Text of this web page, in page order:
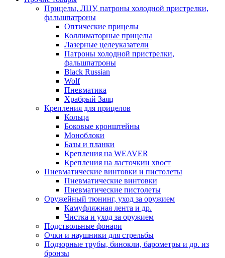
Прицелы, ЛЦУ, патроны холодной пристрелки,
фальшпатроны
Оптические прицелы
Коллиматорные прицелы
Лазерные целеуказатели
Патроны холодной пристрелки,
фальшпатроны
Black Russian
Wolf
Пневматика
Храбрый Заяц
Крепления для прицелов
Кольца
Боковые кронштейны
Моноблоки
Базы и планки
Крепления на WEAVER
Крепления на ласточкин хвост
Пневматические винтовки и пистолеты
Пневматические винтовки
Пневматические пистолеты
Оружейный тюнинг, уход за оружием
Камуфляжная лента и др.
Чистка и уход за оружием
Подствольные фонари
Очки и наушники для стрельбы
Подзорные трубы, бинокли, барометры и др. из
бронзы